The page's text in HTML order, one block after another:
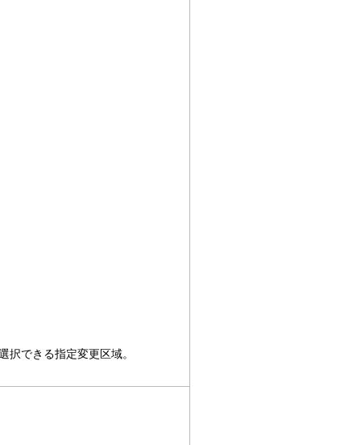
できる指定変更区域。